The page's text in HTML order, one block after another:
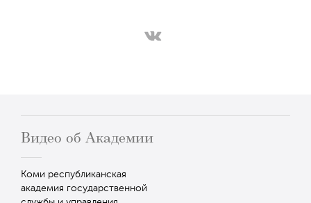
Видео об Академии
Коми республиканская
академия государственной